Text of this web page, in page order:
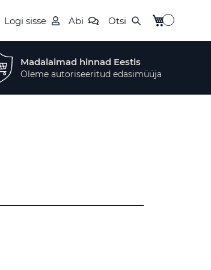
Logi sisse Abi Otsi Minu
Madalaimad hinnad Eestis
Oleme autoriseeritud edasimüüja